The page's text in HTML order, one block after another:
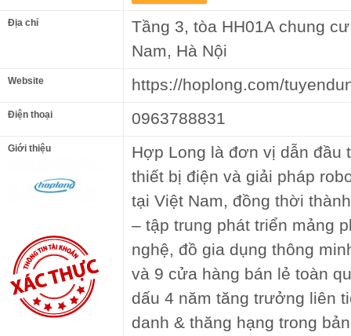
Địa chỉ
Tầng 3, tòa HH01A chung
Nam, Hà Nội
Website https://hoplong.com/
Điện thoại 0963788831
Giới thiệu
Hợp Long là đơn vị dẫn đầu
thiết bị điện và giải pháp
tại Việt Nam, đồng thời
– tập trung phát triển mảng
nghệ, đồ gia dụng thông
và 9 cửa hàng bán lẻ toàn
dấu 4 năm tăng trưởng liên
danh & thăng hạng trong